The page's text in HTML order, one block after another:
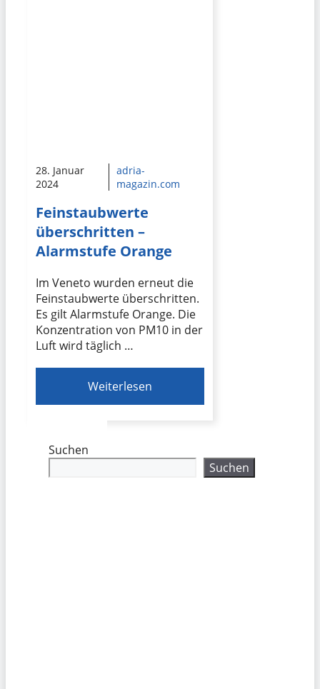
28. Januar
2024
adria-
magazin.com
Feinstaubwerte
überschritten –
Alarmstufe Orange
Im Veneto wurden erneut die
Feinstaubwerte überschritten.
Es gilt Alarmstufe Orange. Die
Konzentration von PM10 in der
Luft wird täglich …
Weiterlesen
Suchen
Suchen